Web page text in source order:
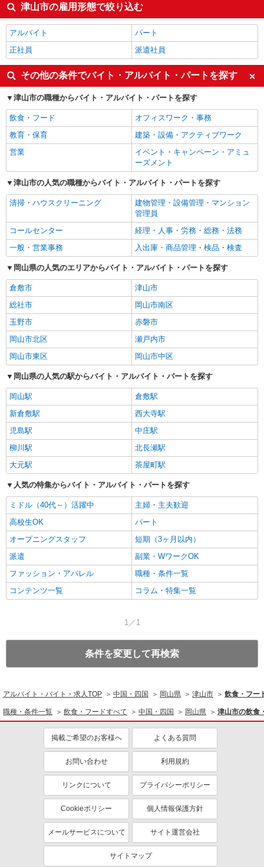
津山市の雇用形態で絞り込む
アルバイト
パート
正社員
派遣社員
その他の条件でバイト・アルバイト・パートを探す
津山市の職種からバイト・アルバイト・パートを探す
飲食・フード
オフィスワーク・事務
教育・保育
建築・設備・アクティブワーク
営業
イベント・キャンペーン・アミュ
ーズメント
津山市の人気の職種からバイト・アルバイト・パートを探す
清掃・ハウスクリーニング
建物管理・設備管理・マンション
管理員
コールセンター
経理・人事・労務・総務・法務
一般・営業事務
入出庫・商品管理・検品・検査
岡山県の人気のエリアからバイト・アルバイト・パートを探す
倉敷市
津山市
総社市
岡山市南区
玉野市
赤磐市
岡山市北区
瀬戸内市
岡山市東区
岡山市中区
岡山県の人気の駅からバイト・アルバイト・パートを探す
岡山駅
倉敷駅
新倉敷駅
西大寺駅
児島駅
中庄駅
柳川駅
北長瀬駅
大元駅
茶屋町駅
人気の特集からバイト・アルバイト・パートを探す
ミドル（40代～）活躍中
主婦・主夫歓迎
高校生OK
パート
オープニングスタッフ
短期（3ヶ月以内）
派遣
副業・WワークOK
ファッション・アパレル
職種・条件一覧
コンテンツ一覧
コラム・特集一覧
1／1
条件を変更して再検索
アルバイト・バイト・求人TOP 中国・四国 岡山県 津山市 飲食・フー
職種・条件一覧 飲食・フードすべて 中国・四国 岡山県 津山市の飲食
掲載ご希望のお客様へ よくある質問
お問い合わせ 利用規約
リンクについて プライバシーポリシー
Cookieポリシー 個人情報保護方針
メールサービスについて サイト運営会社
サイトマップ